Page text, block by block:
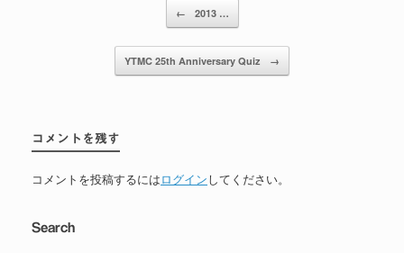
← 2013 …
YTMC 25th Anniversary Quiz →
コメントを残す
コメントを投稿するにはログインしてください。
Search